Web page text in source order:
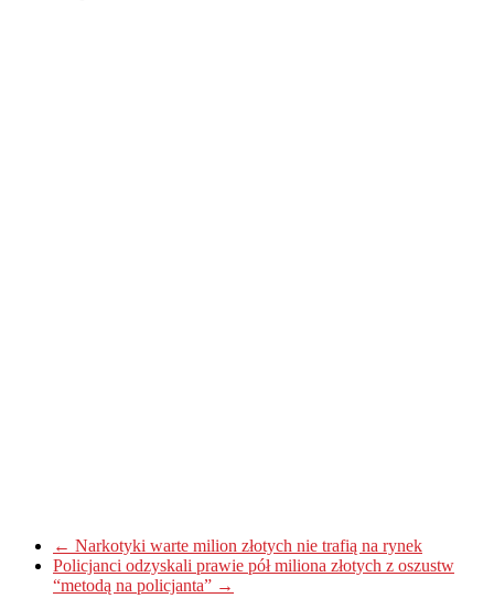
← Narkotyki warte milion złotych nie trafią na rynek
Policjanci odzyskali prawie pół miliona złotych z oszustw
“metodą na policjanta” →